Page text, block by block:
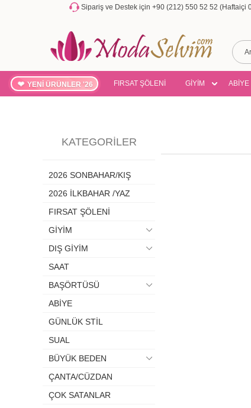
Sipariş ve Destek için +90 (212) 550 52 52 (Haftaiçi
YENİ ÜRÜNLER '26 FIRSAT ŞÖLENİ GİYİM ABİYE
KATEGORILER
2026 SONBAHAR/KIŞ
2026 İLKBAHAR /YAZ
FIRSAT ŞÖLENİ
GİYİM
DIŞ GİYİM
SAAT
BAŞÖRTÜSÜ
ABİYE
GÜNLÜK STİL
SUAL
BÜYÜK BEDEN
ÇANTA/CÜZDAN
ÇOK SATANLAR